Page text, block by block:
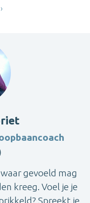
gevoeld mag
kreeg. Voel je je
Spreekt je